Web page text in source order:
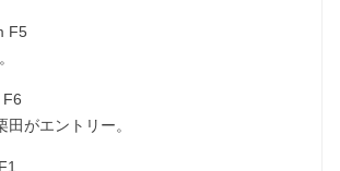
F5
田がエントリー。